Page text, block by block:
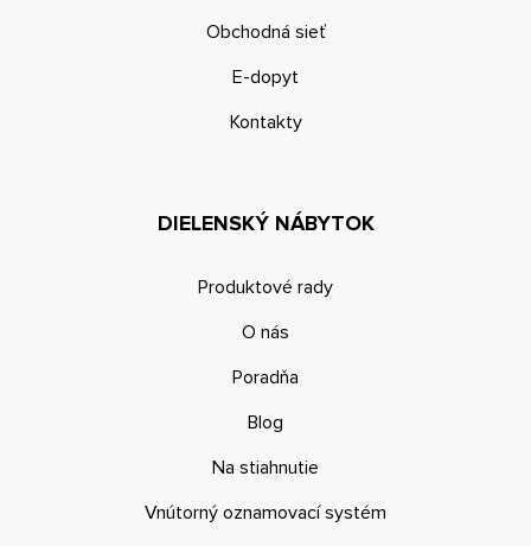
Obchodná sieť
E-dopyt
Kontakty
DIELENSKÝ NÁBYTOK
Produktové rady
O nás
Poradňa
Blog
Na stiahnutie
Vnútorný oznamovací systém